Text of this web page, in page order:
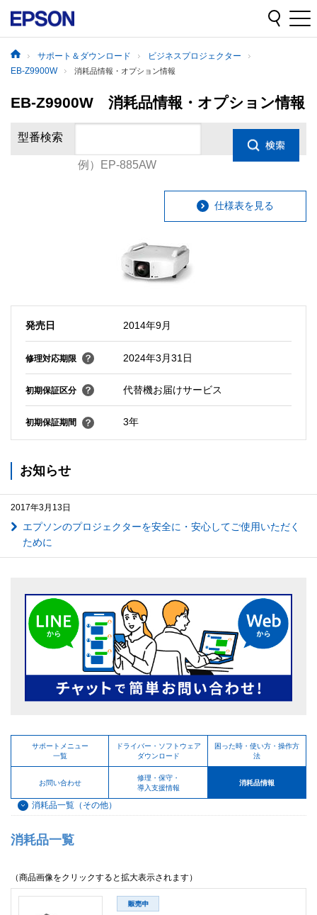
サポート＆ダウンロード
ビジネスプロジェクター
EB-Z9900W
消耗品情報・オプション情報
EB-Z9900W 消耗品情報・オプション情報
型番検索
例）EP-885AW
仕様表を見る
発売日 2014年9月
修理対応期限 2024年3月31日
初期保証区分 代替機お届けサービス
初期保証期間 3年
お知らせ
2017年3月13日
エプソンのプロジェクターを安全に・安心してご使用いただく
ために
サポートメニュー
一覧
ドライバー・ソフトウェア
ダウンロード
困った時・使い方・操作方
法
お問い合わせ
修理・保守・
導入支援情報
消耗品情報
消耗品一覧（その他）
消耗品一覧
（商品画像をクリックすると拡大表示されます）